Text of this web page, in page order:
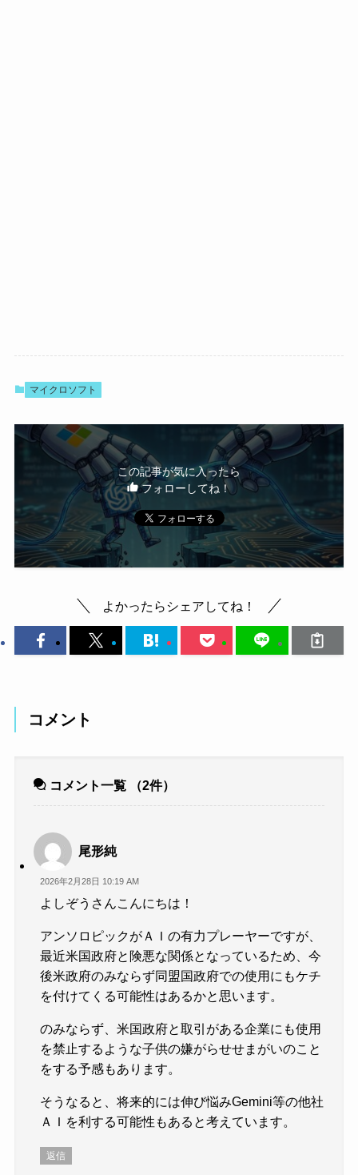
マイクロソフト
この記事が気に入ったら
フォローしてね！
よかったらシェアしてね！
コメント
コメント一覧 （2件）
尾形純
2026年2月28日 10:19 AM
よしぞうさんこんにちは！
アンソロピックがＡＩの有力プレーヤーですが、
最近米国政府と険悪な関係となっているため、今
後米政府のみならず同盟国政府での使用にもケチ
を付けてくる可能性はあるかと思います。
のみならず、米国政府と取引がある企業にも使用
を禁止するような子供の嫌がらせせまがいのこと
をする予感もあります。
そうなると、将来的には伸び悩みGemini等の他社
ＡＩを利する可能性もあると考えています。
返信